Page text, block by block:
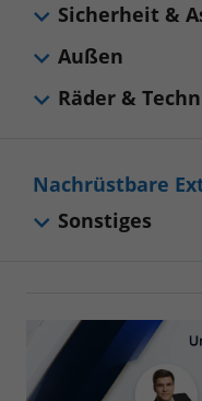
Sicherheit &
Außen
Räder &
Nachrüstbare
Sonstiges